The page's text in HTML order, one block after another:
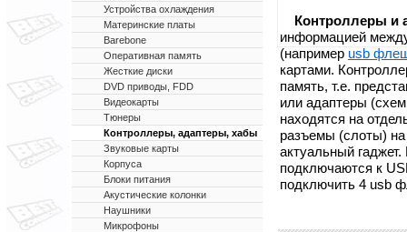
Устройства охлаждения
Материнские платы
Barebone
Оперативная память
Жесткие диски
DVD приводы, FDD
Видеокарты
Тюнеры
Контроллеры, адаптеры, хабы
Звуковые карты
Корпуса
Блоки питания
Акустические колонки
Наушники
Микрофоны
Контроллеры и
информацией
(например usb
картами.
память, т.е.
или адаптеры
находятся на
разъемы (слоты)
актуальный
подключаются к
подключить 4 usb